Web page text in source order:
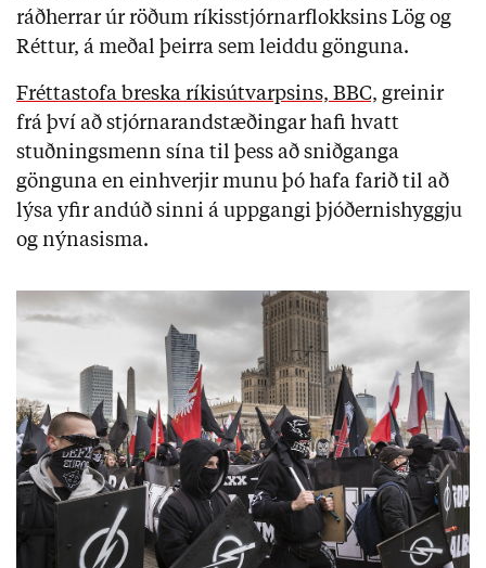
ráðherrar úr röðum ríkisstjórnarflokksins Lög og
Réttur, á meðal þeirra sem leiddu gönguna.
Fréttastofa breska ríkisútvarpsins, BBC, greinir
frá því að stjórnarandstæðingar hafi hvatt
stuðningsmenn sína til þess að sniðganga
gönguna en einhverjir munu þó hafa farið til að
lýsa yfir andúð sinni á uppgangi þjóðernishyggju
og nýnasisma.